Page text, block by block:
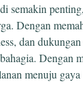
semakin
Dengan
dan
Dengan
menuju